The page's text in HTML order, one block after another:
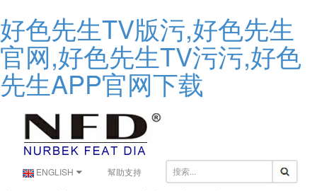
好色先生TV版污,好色先生
官网,好色先生TV污污,好色
先生APP官网下载
ENGLISH 幫助支持